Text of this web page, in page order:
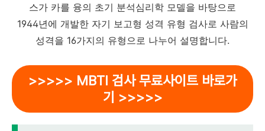
스가 카를 융의 초기 분석심리학 모델을 바탕으로
1944년에 개발한 자기 보고형 성격 유형 검사로 사람의
성격을 16가지의 유형으로 나누어 설명합니다.
>>>>> MBTI 검사 무료사이트 바로가
기 >>>>>